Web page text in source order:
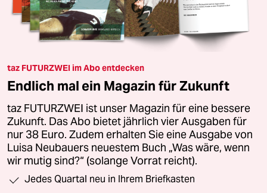
taz FUTURZWEI im Abo entdecken
Endlich mal ein Magazin für Zukunft
taz FUTURZWEI ist unser Magazin für eine bessere
Zukunft. Das Abo bietet jährlich vier Ausgaben für
nur 38 Euro. Zudem erhalten Sie eine Ausgabe von
Luisa Neubauers neuestem Buch „Was wäre, wenn
wir mutig sind?“ (solange Vorrat reicht).
Jedes Quartal neu in Ihrem Briefkasten